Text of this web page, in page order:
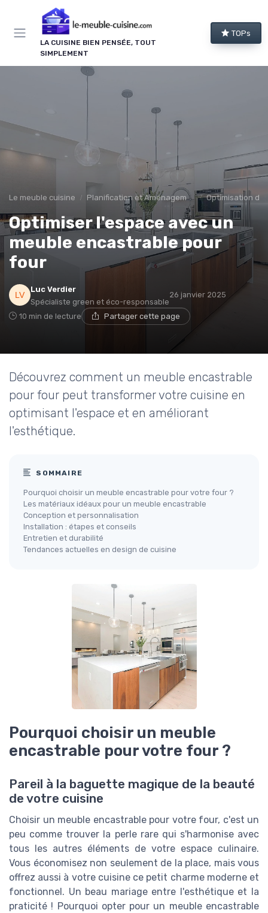
LA CUISINE BIEN PENSÉE, TOUT
SIMPLEMENT
TOPs
Le meuble cuisine Planification et Aménagement Optimisation de
Optimiser l'espace avec un
meuble encastrable pour
four
Luc Verdier
Spécialiste green et éco-responsable
26 janvier 2025
10 min de lecture Partager cette page
Découvrez comment un meuble encastrable
pour four peut transformer votre cuisine en
optimisant l'espace et en améliorant
l'esthétique.
SOMMAIRE
Pourquoi choisir un meuble encastrable pour votre four ?
Les matériaux idéaux pour un meuble encastrable
Conception et personnalisation
Installation : étapes et conseils
Entretien et durabilité
Tendances actuelles en design de cuisine
Pourquoi choisir un meuble
encastrable pour votre four ?
Pareil à la baguette magique de la beauté
de votre cuisine
Choisir un meuble encastrable pour votre four, c'est un
peu comme trouver la perle rare qui s'harmonise avec
tous les autres éléments de votre espace culinaire.
Vous économisez non seulement de la place, mais vous
offrez aussi à votre cuisine ce petit charme moderne et
fonctionnel. Un beau mariage entre l'esthétique et la
praticité ! Pourquoi opter pour un meuble encastrable
Panneau de gestion des cookies